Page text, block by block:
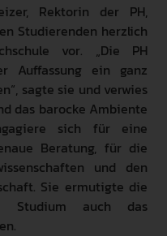
Rektorin der PH,
Studierenden herzlich
vor. „Die PH
Auffassung ein ganz
sagte sie und verwies
das barocke Ambiente
sich für eine
Beratung, für die
und den
Sie ermutigte die
Studium auch das